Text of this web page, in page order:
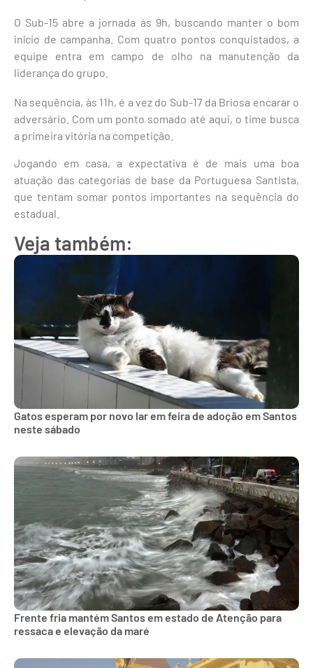
O Sub-15 abre a jornada às 9h, buscando manter o bom
início de campanha. Com quatro pontos conquistados, a
equipe entra em campo de olho na manutenção da
liderança do grupo.
Na sequência, às 11h, é a vez do Sub-17 da Briosa encarar o
adversário. Com um ponto somado até aqui, o time busca
a primeira vitória na competição.
Jogando em casa, a expectativa é de mais uma boa
atuação das categorias de base da Portuguesa Santista,
que tentam somar pontos importantes na sequência do
estadual.
Veja também:
Gatos esperam por novo lar em feira de adoção em Santos
neste sábado
Frente fria mantém Santos em estado de Atenção para
ressaca e elevação da maré